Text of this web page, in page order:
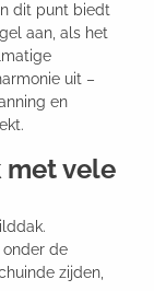
dit punt biedt
aan, als het
uit –
en
met vele
onder de
zijden,